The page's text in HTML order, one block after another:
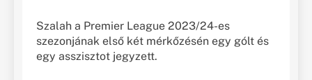
Szalah a Premier League 2023/24-es
szezonjának első két mérkőzésén egy gólt és
egy asszisztot jegyzett.